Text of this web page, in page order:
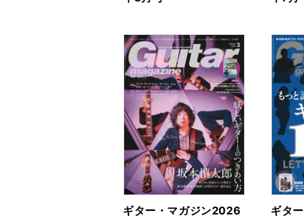
ギター・マガジン2026
ギタ